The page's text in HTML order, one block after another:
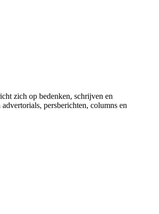
zich op bedenken, schrijven en
persberichten, columns en